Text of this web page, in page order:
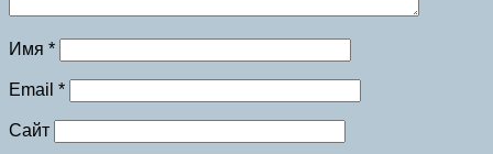
Имя *
Email *
Сайт